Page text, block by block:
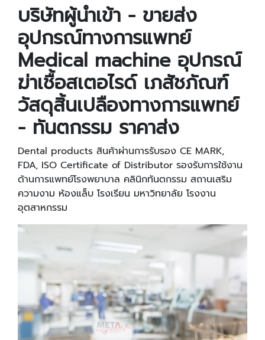
บริษัทผู้นำเข้า - ขายส่ง
อุปกรณ์ทางการแพทย์
Medical machine อุปกรณ์
ฆ่าเชื้อสเตอไรด์ เภสัชภัณฑ์
วัสดุสิ้นเปลืองทางการแพทย์
- ทันตกรรม ราคาส่ง
Dental products สินค้าผ่านการรับรอง CE MARK,
FDA, ISO Certificate of Distributor รองรับการใช้งาน
ด้านการแพทย์โรงพยาบาล คลินิกทันตกรรม สถานเสริม
ความงาม ห้องแล็บ โรงเรียน มหาวิทยาลัย โรงงาน
อุตสาหกรรม